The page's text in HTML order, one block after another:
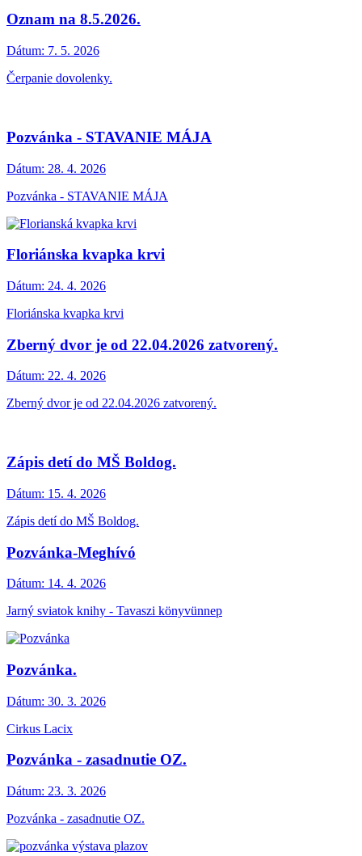
Oznam na 8.5.2026.
Dátum: 7. 5. 2026
Čerpanie dovolenky.
Pozvánka - STAVANIE MÁJA
Dátum: 28. 4. 2026
Pozvánka - STAVANIE MÁJA
Floriánska kvapka krvi
Dátum: 24. 4. 2026
Floriánska kvapka krvi
Zberný dvor je od 22.04.2026 zatvorený.
Dátum: 22. 4. 2026
Zberný dvor je od 22.04.2026 zatvorený.
Zápis detí do MŠ Boldog.
Dátum: 15. 4. 2026
Zápis detí do MŠ Boldog.
Pozvánka-Meghívó
Dátum: 14. 4. 2026
Jarný sviatok knihy - Tavaszi könyvünnep
Pozvánka.
Dátum: 30. 3. 2026
Cirkus Lacix
Pozvánka - zasadnutie OZ.
Dátum: 23. 3. 2026
Pozvánka - zasadnutie OZ.